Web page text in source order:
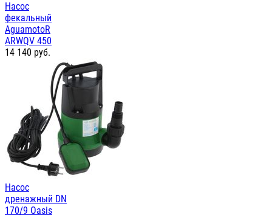
Насос
фекальный
AguamotoR
ARWQV 450
14 140 руб.
Насос
дренажный DN
170/9 Oasis